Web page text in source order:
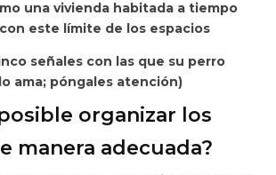
una vivienda habitada a tiempo
este límite de los espacios
señales con las que su perro
ama; póngales atención)
organizar los
manera adecuada?